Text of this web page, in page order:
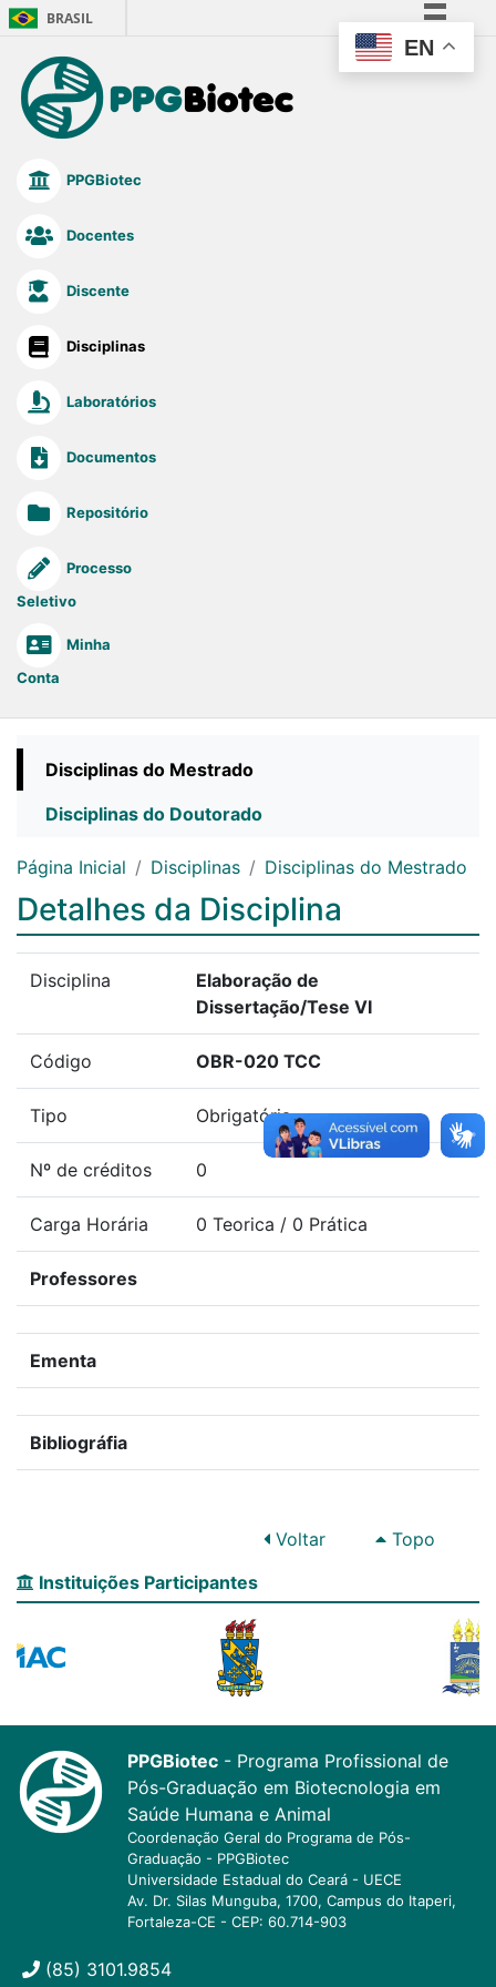
EN
BRASIL
Simplifique!
PPGBiotec
Docentes
Discente
Disciplinas
Laboratórios
Documentos
Repositório
Processo
Seletivo
Minha
Conta
Disciplinas do Mestrado
Disciplinas do Doutorado
Página Inicial Disciplinas Disciplinas do Mestrado
Detalhes da Disciplina
Disciplina
Elaboração de
Dissertação/Tese VI
Código OBR-020 TCC
Tipo Obrigatória
Nº de créditos 0
Carga Horária 0 Teorica / 0 Prática
Professores
Ementa
Bibliográfia
Voltar
Topo
Instituições Participantes
PPGBiotec - Programa Profissional de
Pós-Graduação em Biotecnologia em
Saúde Humana e Animal
Coordenação Geral do Programa de Pós-
Graduação - PPGBiotec
Universidade Estadual do Ceará - UECE
Av. Dr. Silas Munguba, 1700, Campus do Itaperi,
Fortaleza-CE - CEP: 60.714-903
(85) 3101.9854